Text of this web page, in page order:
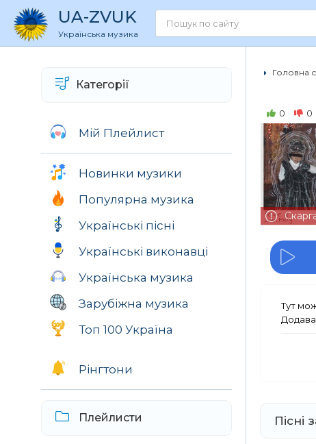
UA-ZVUK
Українська музика
Категорії
Мій Плейлист
Новинки музики
Популярна музика
Українські пісні
Українські виконавці
Українська музика
Зарубіжна музика
Топ 100 Україна
Рінгтони
Плейлисти
Головна
0 0
Тут
Пісні